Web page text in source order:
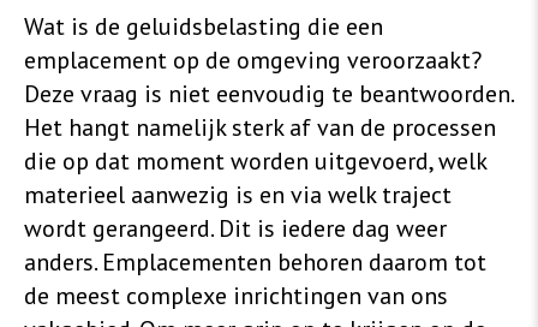
Wat is de geluidsbelasting die een
emplacement op de omgeving veroorzaakt?
Deze vraag is niet eenvoudig te beantwoorden.
Het hangt namelijk sterk af van de processen
die op dat moment worden uitgevoerd, welk
materieel aanwezig is en via welk traject
wordt gerangeerd. Dit is iedere dag weer
anders. Emplacementen behoren daarom tot
de meest complexe inrichtingen van ons